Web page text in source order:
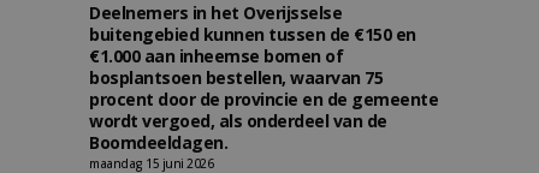
Deelnemers in het Overijsselse
buitengebied kunnen tussen de €150 en
€1.000 aan inheemse bomen of
bosplantsoen bestellen, waarvan 75
procent door de provincie en de gemeente
wordt vergoed, als onderdeel van de
Boomdeeldagen.
maandag 15 juni 2026